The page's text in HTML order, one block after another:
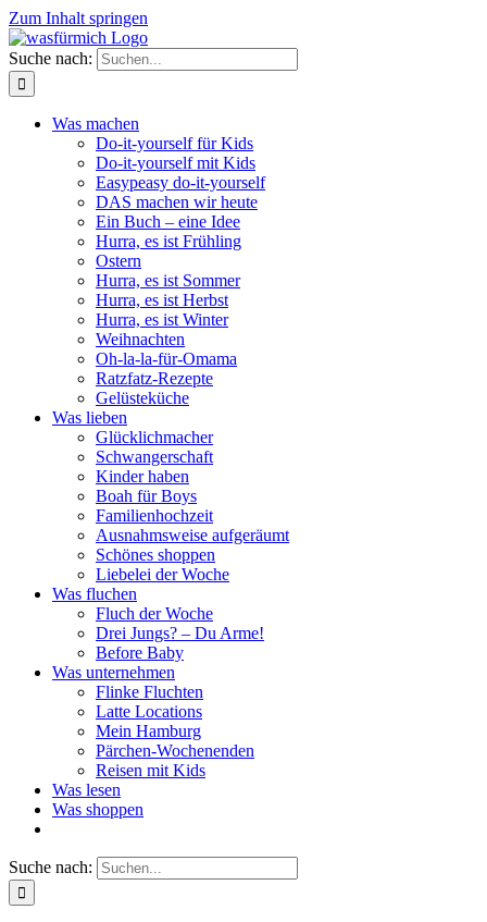
Zum Inhalt springen
Suche nach:
Was machen
Do-it-yourself für Kids
Do-it-yourself mit Kids
Easypeasy do-it-yourself
DAS machen wir heute
Ein Buch – eine Idee
Hurra, es ist Frühling
Ostern
Hurra, es ist Sommer
Hurra, es ist Herbst
Hurra, es ist Winter
Weihnachten
Oh-la-la-für-Omama
Ratzfatz-Rezepte
Gelüsteküche
Was lieben
Glücklichmacher
Schwangerschaft
Kinder haben
Boah für Boys
Familienhochzeit
Ausnahmsweise aufgeräumt
Schönes shoppen
Liebelei der Woche
Was fluchen
Fluch der Woche
Drei Jungs? – Du Arme!
Before Baby
Was unternehmen
Flinke Fluchten
Latte Locations
Mein Hamburg
Pärchen-Wochenenden
Reisen mit Kids
Was lesen
Was shoppen
Suche nach: